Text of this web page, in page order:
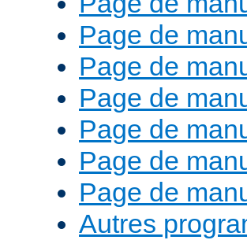
Page de
Page de
Page de
Page de
Page de
Page de
Autres